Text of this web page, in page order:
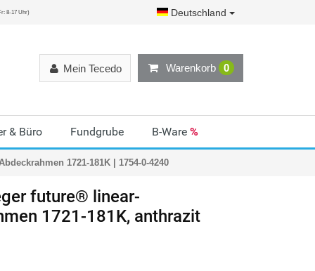
8-17 Uhr) Deutschland
Warenkorb 0
Mein Tecedo
& Büro Fundgrube B-Ware %
1721-181K | 1754-0-4240
future® linear-
1721-181K, anthrazit